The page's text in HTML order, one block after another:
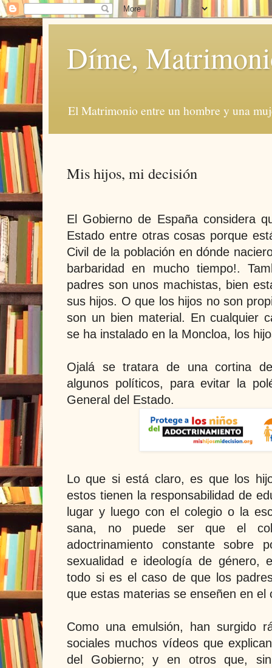
Díme,
El Matrimonio entre un hombre y una
Mis hijos, mi decisión
El Gobierno de España considera
Estado entre otras cosas porque
Civil de la población en dónde
barbaridad en mucho tiempo!.
padres son unos machistas, bien
sus hijos. O que los hijos no son
son un bien material. En cualquier
se ha instalado en la Moncloa, los
Ojalá se tratara de una cortina
algunos políticos, para evitar la
General del Estado.
Lo que si está claro, es que los
estos tienen la responsabilidad de
lugar y luego con el colegio o la
sana, no puede ser que el
adoctrinamiento constante sobre
sexualidad e ideología de género,
todo si es el caso de que los
que estas materias se enseñen en el
Como una emulsión, han surgido
sociales muchos vídeos que
del Gobierno; y en otros que,